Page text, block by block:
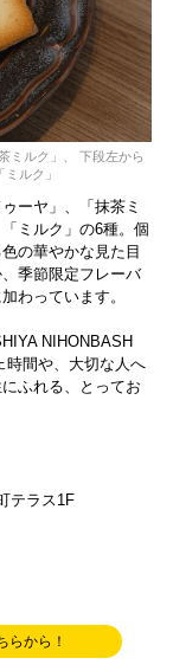
ミルク」、 下段左から
ルク」
ーヤ」、「抹茶ミ
ミルク」の6種。個
の華やかな見た目
季節限定フレーバ
わっています。
NIHONBASH
時間や、大切な人へ
ふれる、とってお
テラス1F
から！